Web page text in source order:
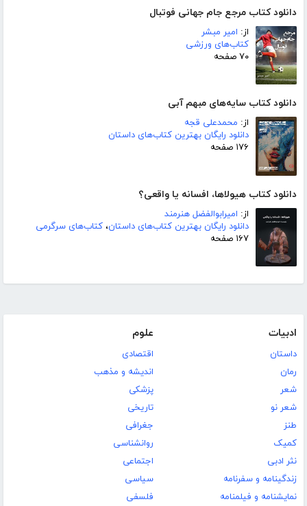
دانلود کتاب مرجع جام جهانی فوتبال
از: امیر مبشر
کتاب‌های ورزشی
۷۰ صفحه
دانلود کتاب سایه‌های مبهم آبی
از: محمدعلی قجه
دانلود رایگان بهترین کتاب‌های داستان
۱۷۶ صفحه
دانلود کتاب هیولاها، افسانه یا واقعی؟
از: امیرابوالفضل هنرمند
دانلود رایگان بهترین کتاب‌های داستان، کتاب‌های سرگرمی
۱۶۷ صفحه
ادبیات
داستان
رمان
شعر
شعر نو
طنز
کمیک
نثر ادبی
زندگینامه و سفرنامه
نمایشنامه و فیلمنامه
علوم
اقتصادی
اندیشه و مذهب
پزشکی
تاریخی
جغرافی
روانشناسی
اجتماعی
سیاسی
فلسفی